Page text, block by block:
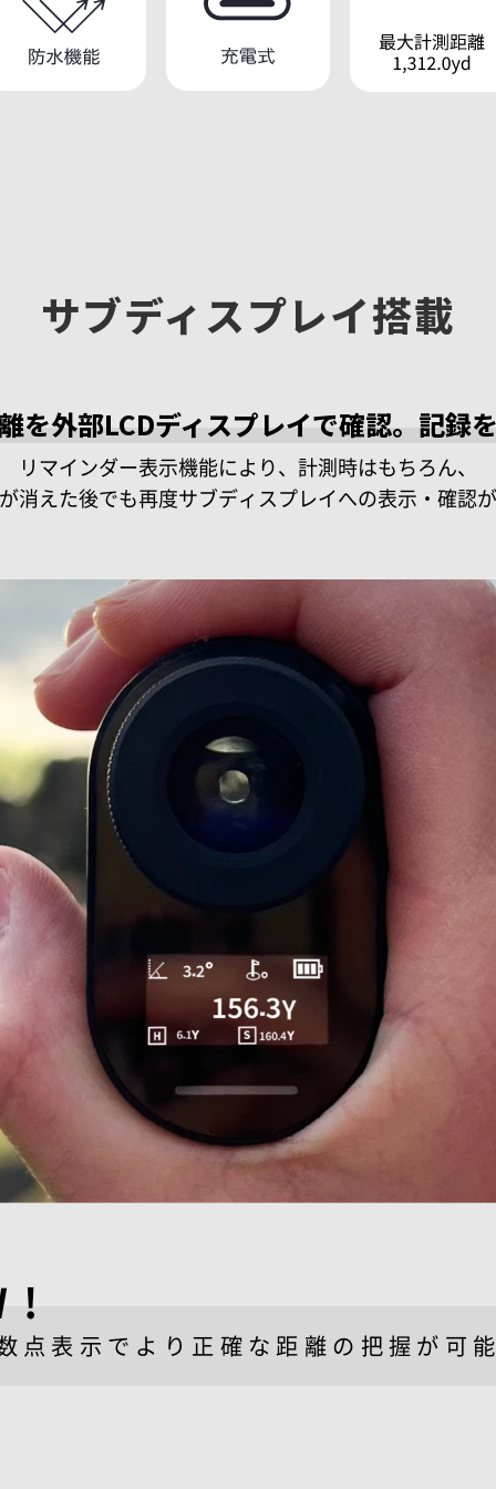
サブディスプレイ搭載
を外部LCDディスプレイで確認。 記録
リマインダー表示機能により、計測時はもちろん、
消えた後でも再度サブディスプレイへの表示・確認
点表示でより正確な距離の把握が可